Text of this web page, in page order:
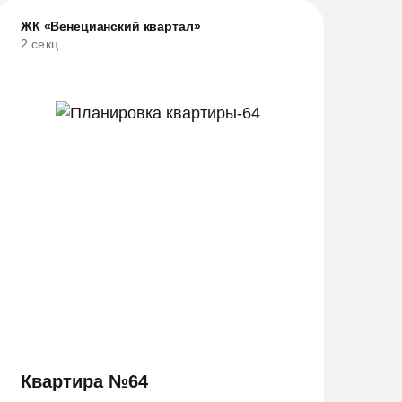
ЖК «Венецианский квартал»
2 секц.
Квартира №64